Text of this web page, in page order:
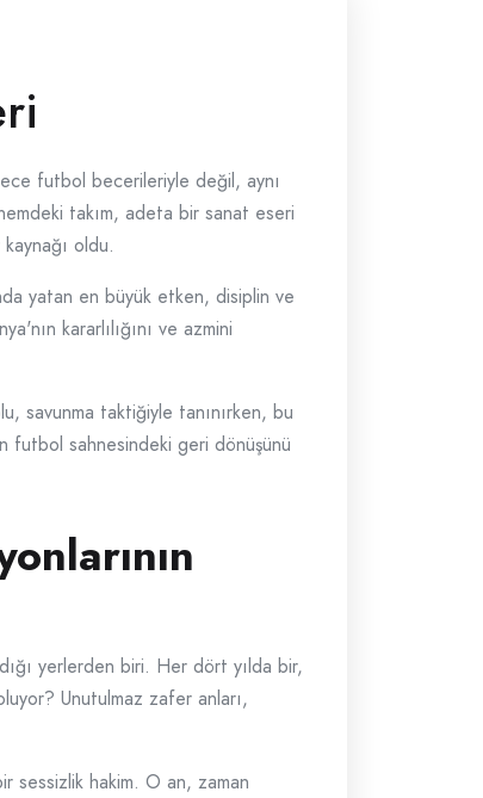
futbol becerileriyle değil, aynı
takım, adeta bir sanat eseri
oldu.
yatan en büyük etken, disiplin ve
kararlılığını ve azmini
savunma taktiğiyle tanınırken, bu
futbol sahnesindeki geri dönüşünü
yerlerden biri. Her dört yılda bir,
Unutulmaz zafer anları,
sessizlik hakim. O an, zaman